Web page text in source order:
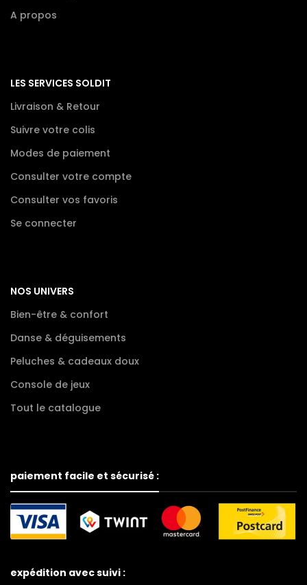
A propos
LES SERVICES SOLDIT
Livraison & Retour
Suivre votre colis
Modes de paiement
Consulter votre compte
Consulter vos favoris
Se connecter
NOS UNIVERS
Bien-être & confort
Danse & déguisements
Peluches & cadeaux doux
Console de jeux
Tout le catalogue
paiement facile et sécurisé :
expédition avec suivi :